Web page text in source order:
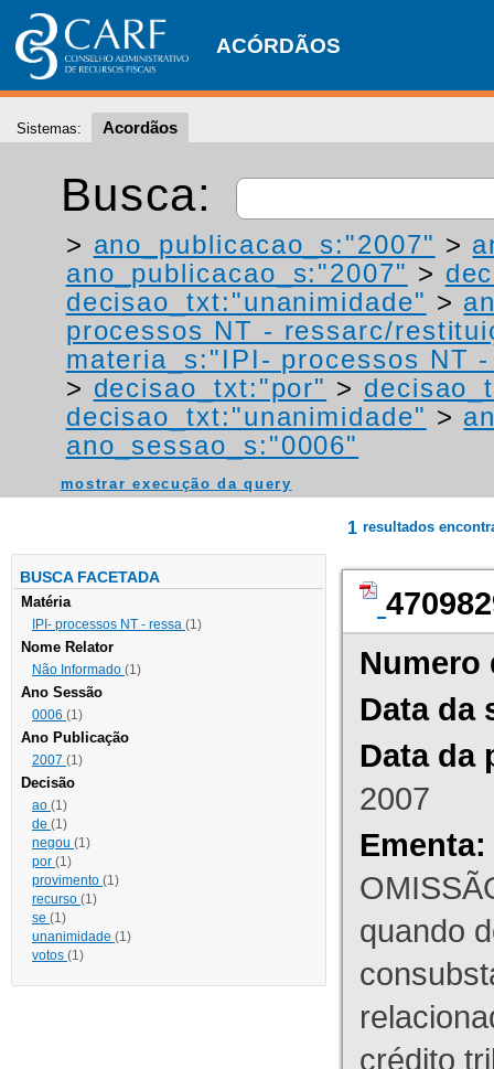
ACÓRDÃOS
Sistemas: Acordãos
Busca:
> ano_publicacao_s:"2007" >
ano_publicacao_s:"2007" >
decisao_txt:"unanimidade" >
processos NT - ressarc/
materia_s:"IPI- processos NT
> decisao_txt:"por" >
decisao_txt:"unanimidade" >
ano_sessao_s:"0006"
mostrar execução da query
BUSCA FACETADA
Matéria
IPI- processos NT - ressa (1)
Nome Relator
Não Informado (1)
Ano Sessão
0006 (1)
Ano Publicação
2007 (1)
Decisão
ao (1)
de (1)
negou (1)
por (1)
provimento (1)
recurso (1)
se (1)
unanimidade (1)
votos (1)
1 resultados
Numero
Data da
Data da
2007
Ementa:
quando
crédito